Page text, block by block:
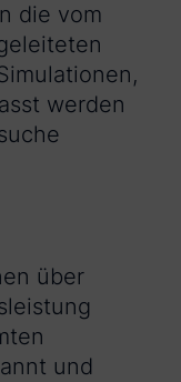
die vom
werden
über
und